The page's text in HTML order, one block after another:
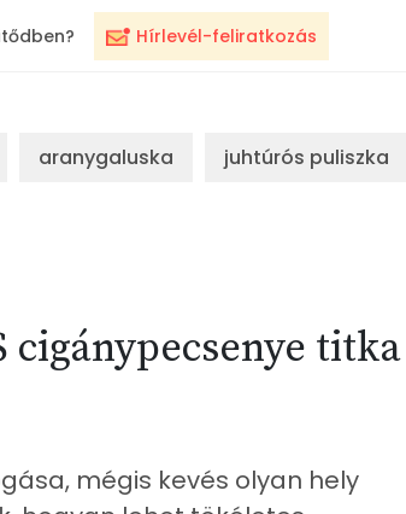
Hírlevél-feliratkozás
aranygaluska juhtúrós puliszka
cigánypecsenye titka
mégis kevés olyan hely